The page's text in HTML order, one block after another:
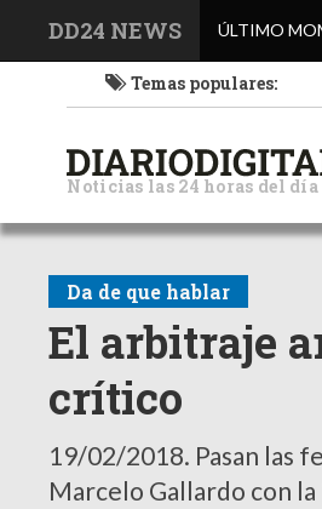
DD24 NEWS ÚLTIMO
Temas populares:
Noticias las 24 horas del día
Da de que hablar
El arbitraje
crítico
19/02/2018. Pasan las
Marcelo Gallardo con